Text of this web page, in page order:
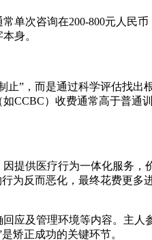
次咨询在200-800元人民
身。
”，而是通过科学评估找
CCBC）收费通常高于普通
提供医疗行为一体化服务
反而恶化，最终花费更多
应及管理环境等内容。主
矫正成功的关键环节。